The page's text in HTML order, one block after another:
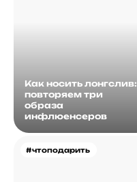
Как носить лонгслив:
повторяем три
образа
инфлюенсеров
#чтоподарить